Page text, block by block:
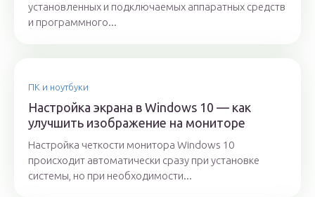
установленных и подключаемых аппаратных средств
и программного...
ПК и ноутбуки
Настройка экрана в Windows 10 — как
улучшить изображение на мониторе
Настройка четкости монитора Windows 10
происходит автоматически сразу при установке
системы, но при необходимости...